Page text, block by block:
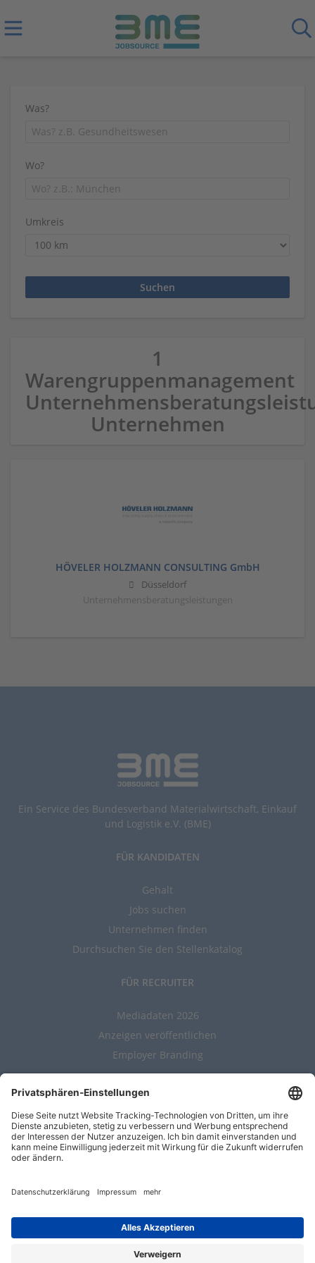
Was?
Wo?
Umkreis
1
Warengruppenmanagement
Unternehmen
HÖVELER HOLZMANN CONSULTING GmbH
Düsseldorf
Unternehmensberatungsleistungen
Ein Service des Bundesverband Materialwirtschaft, Einkauf
und Logistik e.V. (BME)
FÜR KANDIDATEN
Gehalt
Jobs suchen
Unternehmen finden
Durchsuchen Sie den Stellenkatalog
FÜR RECRUITER
Mediadaten 2026
Anzeigen veröffentlichen
Employer Branding
ALLGEMEIN
Kontakt
AGBs